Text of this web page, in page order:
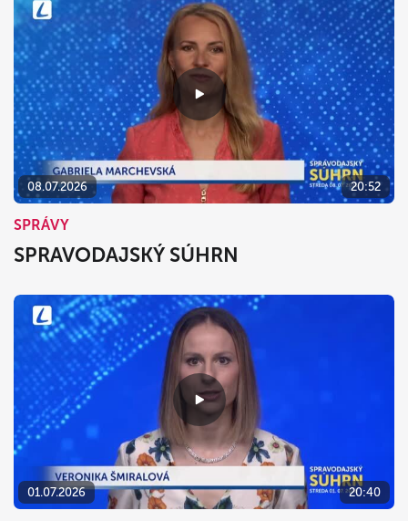
08.07.2026 20:52
SPRÁVY
SPRAVODAJSKÝ SÚHRN
01.07.2026 20:40